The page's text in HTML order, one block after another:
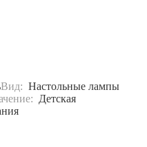
Вид: Настольные лампы
Детская